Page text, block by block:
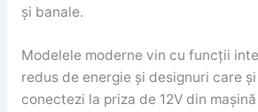
și banale.
Modelele moderne vin cu funcții
redus de energie și designuri care
conectezi la priza de 12V din